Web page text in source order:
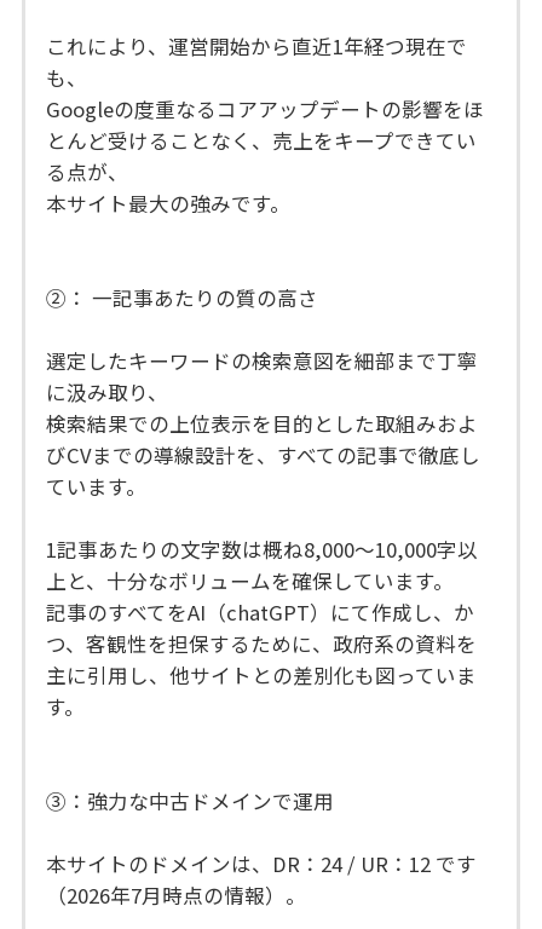
これにより、運営開始から直近1年経つ現在で
も、
Googleの度重なるコアアップデートの影響をほ
とんど受けることなく、売上をキープできてい
る点が、
本サイト最大の強みです。
②： 一記事あたりの質の高さ
選定したキーワードの検索意図を細部まで丁寧
に汲み取り、
検索結果での上位表示を目的とした取組みおよ
びCVまでの導線設計を、すべての記事で徹底し
ています。
1記事あたりの文字数は概ね8,000～10,000字以
上と、十分なボリュームを確保しています。
記事のすべてをAI（chatGPT）にて作成し、か
つ、客観性を担保するために、政府系の資料を
主に引用し、他サイトとの差別化も図っていま
す。
③：強力な中古ドメインで運用
本サイトのドメインは、DR：24 / UR：12 です
（2026年7月時点の情報）。